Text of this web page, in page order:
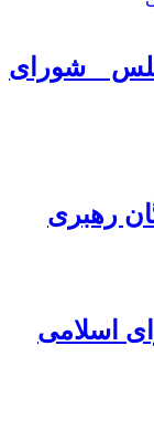
شورای
رهبری
اسلامی